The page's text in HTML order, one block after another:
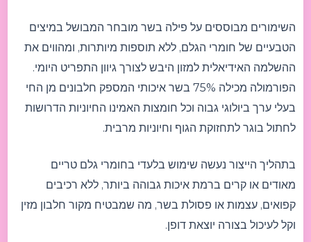
השימורים מבוססים על פילה בשר מובחר המבושל במיצים
הטבעיים של חומרי הגלם, ללא תוספות מיותרות, ומהווים את
ההשלמה האידיאלית למזון היבש לצורך גיוון התפריט היומי.
הפורמולה מכילה 75% בשר איכותי המספק חלבונים מן החי
בעלי ערך ביולוגי גבוה וכל חומצות האמינו החיוניות הדרושות
לחתול בוגר לתחזוקת הגוף וחיוניות מרבית.
בתהליך הייצור נעשה שימוש בלעדי בחומרי גלם טריים
מאודים או קרים ברמת איכות גבוהה ביותר, ללא רכיבים
קפואים, עצמות או פסולת בשר, מה שמבטיח מקור חלבון מזין
וקל לעיכול בצורה יוצאת דופן.